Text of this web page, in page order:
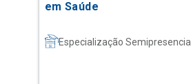
em Saúde
Especialização Semipresencial